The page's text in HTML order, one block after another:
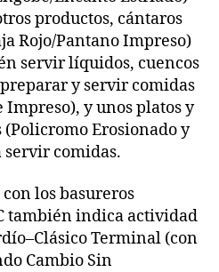
productos, cántaros
Rojo/Pantano Impreso)
servir líquidos, cuencos
y servir comidas
Impreso), y unos platos y
Erosionado y
comidas.
los basureros
también indica actividad
Terminal (con
Cambio Sin